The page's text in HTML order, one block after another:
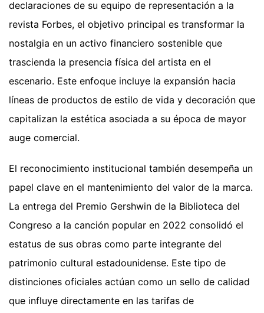
declaraciones de su equipo de representación a la
revista Forbes, el objetivo principal es transformar la
nostalgia en un activo financiero sostenible que
trascienda la presencia física del artista en el
escenario. Este enfoque incluye la expansión hacia
líneas de productos de estilo de vida y decoración que
capitalizan la estética asociada a su época de mayor
auge comercial.
El reconocimiento institucional también desempeña un
papel clave en el mantenimiento del valor de la marca.
La entrega del Premio Gershwin de la Biblioteca del
Congreso a la canción popular en 2022 consolidó el
estatus de sus obras como parte integrante del
patrimonio cultural estadounidense. Este tipo de
distinciones oficiales actúan como un sello de calidad
que influye directamente en las tarifas de